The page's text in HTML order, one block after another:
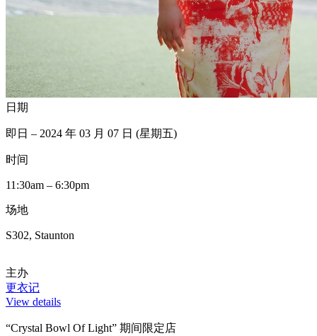
日期
即日 – 2024 年 03 月 07 日 (星期五)
时间
11:30am – 6:30pm
场地
S302, Staunton
主办
更衣记
View details
“Crystal Bowl Of Light” 期间限定店